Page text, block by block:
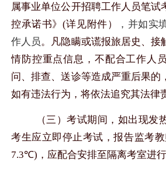
属事业单位公开招聘工作人员笔试
控承诺书》 (详见附件）
，并如实
作人员 。凡隐瞒或谎报旅居史、接
情防控重点信息，不配合工作人
问、排查、送诊等造成严重后果的
如有违法行为，将依法追究其法律
（三）考试期间，如出现发
考生应立即停止考试，报告监考
7.3℃) ，应配合安排至隔离考室进